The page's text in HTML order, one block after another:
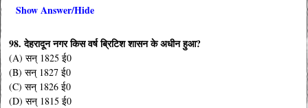
Show Answer/Hide
98. देहरादून नगर किस वर्ष ब्रिटिश शासन के अधीन हुआ?
(A) सन् 1825 ई0
(B) सन् 1827 ई0
(C) सन् 1826 ई0
(D) सन् 1815 ई0